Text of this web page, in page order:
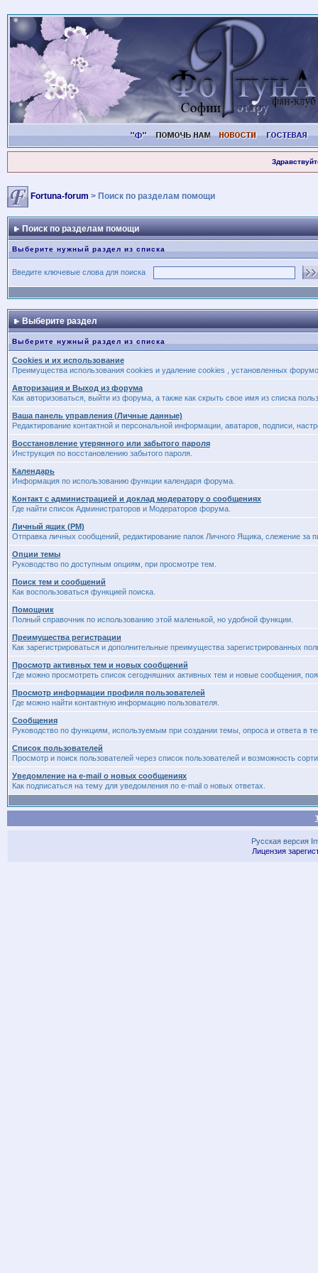
Fortuna-forum > Поиск по разделам помощи
Поиск по разделам помощи
Выберите нужный раздел из списка
Введите ключевые слова для поиска
Выберите раздел
Выберите нужный раздел из списка
Cookies и их использование
Преимущества использования cookies и удаление cookies , установленных
Авторизация и Выход из форума
Как авторизоваться, выйти из форума, а также как скрыть свое имя из списка
Ваша панель управления (Личные данные)
Редактирование контактной и персональной информации, аватаров, подписи,
Восстановление утерянного или забытого пароля
Инструкция по восстановлению забытого пароля.
Календарь
Информация по использованию функции календаря форума.
Контакт с администрацией и доклад модератору о сообщениях
Где найти список Администраторов и Модераторов форума.
Личный ящик (PM)
Отправка личных сообщений, редактирование папок Личного Ящика, слежение за
Опции темы
Руководство по доступным опциям, при просмотре тем.
Поиск тем и сообщений
Как воспользоваться функцией поиска.
Помощник
Полный справочник по использованию этой маленькой, но удобной функции.
Преимущества регистрации
Как зарегистрироваться и дополнительные преимущества зарегистрированных
Просмотр активных тем и новых сообщений
Где можно просмотреть список сегодняшних активных тем и новые сообщения,
Просмотр информации профиля пользователей
Где можно найти контактную информацию пользователя.
Сообщения
Руководство по функциям, используемым при создании темы, опроса и ответа в
Список пользователей
Просмотр и поиск пользователей через список пользователей и возможность
Уведомление на e-mail о новых сообщениях
Как подписаться на тему для уведомления по e-mail о новых ответах.
Русская версия
Лицензия